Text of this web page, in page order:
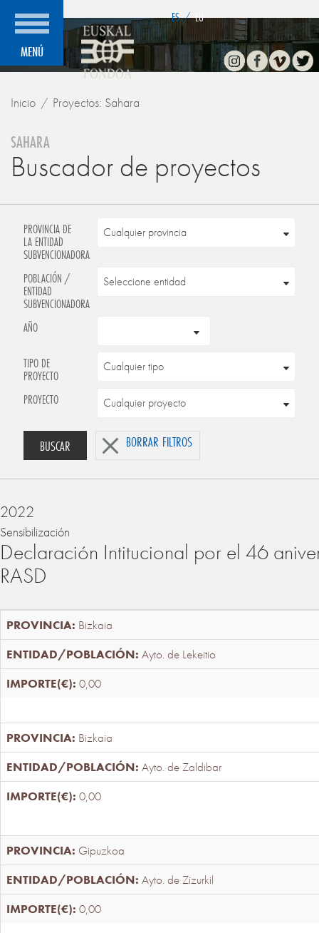
MENÚ
ES / EU
InstagramFacebook
Vimeo
Inicio Proyectos: Sahara
SAHARA
Buscador de proyectos
PROVINCIA DE
LA ENTIDAD
SUBVENCIONADORA
POBLACIÓN /
ENTIDAD
SUBVENCIONADORA
AÑO
TIPO DE
PROYECTO
PROYECTO
BUSCAR BORRAR FILTROS
2022
Sensibilización
Declaración Intitucional por el 46
RASD
Bizkaia
Ayto. de Lekeitio
0,00
Bizkaia
Ayto. de Zaldibar
0,00
Gipuzkoa
Ayto. de Zizurkil
0,00